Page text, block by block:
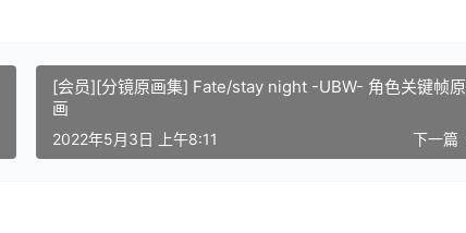
[会员][分镜原画集] Fate/stay night -UBW- 角色关键帧原
画
下一篇
2022年5月3日 上午8:11